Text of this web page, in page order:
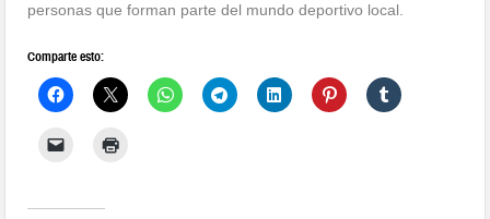
personas que forman parte del mundo deportivo local.
Comparte esto: